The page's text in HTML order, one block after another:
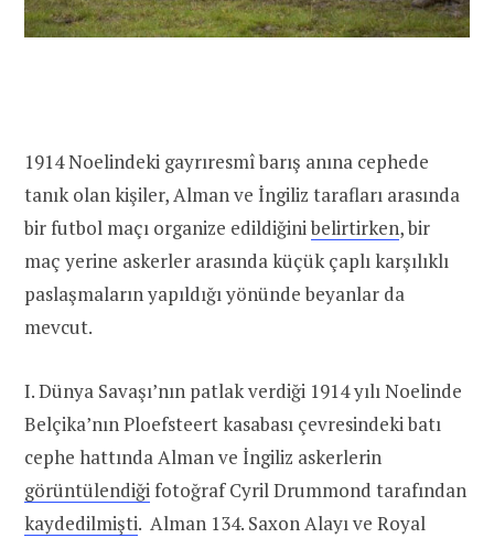
1914 Noelindeki gayrıresmî barış anına cephede
tanık olan kişiler, Alman ve İngiliz tarafları arasında
bir futbol maçı organize edildiğinibelirtirken, bir
maç yerine askerler arasında küçük çaplı karşılıklı
paslaşmaların yapıldığı yönünde beyanlar da
mevcut.
I. Dünya Savaşı’nın patlak verdiği 1914 yılı Noelinde
Belçika’nın Ploefsteert kasabası çevresindeki batı
cephe hattında Alman ve İngiliz askerlerin
görüntülendiğifotoğraf Cyril Drummond tarafından
kaydedilmişti. Alman 134. Saxon Alayı ve Royal